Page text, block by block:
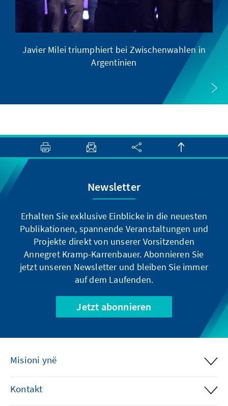
Javier Milei triumphiert bei Zwischenwahlen in
Argentinien
Newsletter
Erhalten Sie exklusive Einblicke in die neuesten
Publikationen, spannende Veranstaltungen und
Projekte direkt von unserer Vorsitzenden
Annegret Kramp-Karrenbauer. Abonnieren Sie
jetzt unseren Newsletter und bleiben Sie immer
auf dem Laufenden.
Jetzt abonnieren
Misioni ynë
Kontakt